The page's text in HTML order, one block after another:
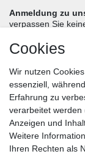
Anmeldung zu
verpassen Sie
Nachname*
E-Mail*
Cookies
Wir nutzen
essenziell,
Erfahrung zu
verarbeitet werden
Anzeigen und
Weitere
Ihren Rechten als